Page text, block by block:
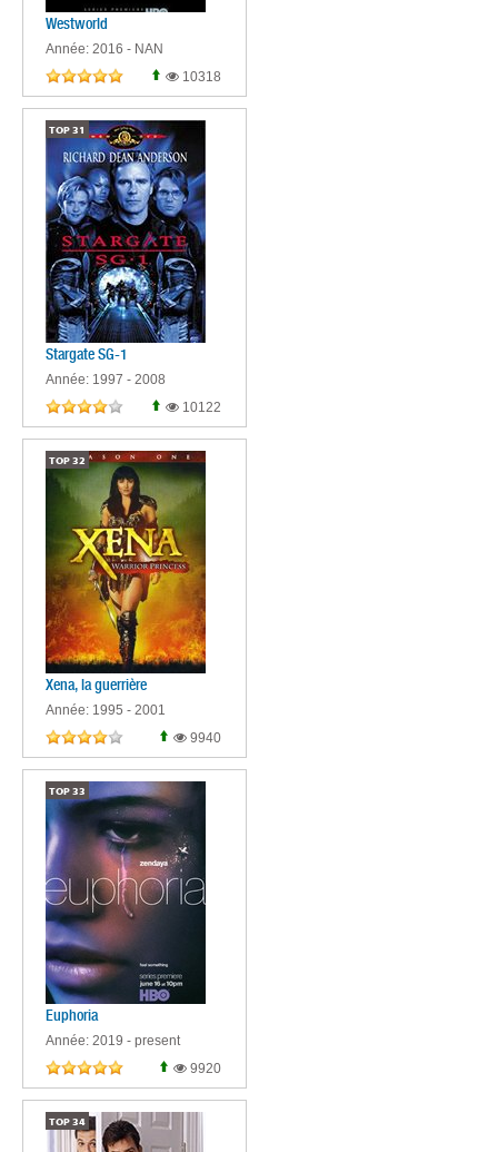
Westworld
Année: 2016 - NAN
10318
TOP 31
Stargate SG-1
Année: 1997 - 2008
10122
TOP 32
Xena, la guerrière
Année: 1995 - 2001
9940
TOP 33
Euphoria
Année: 2019 - present
9920
TOP 34